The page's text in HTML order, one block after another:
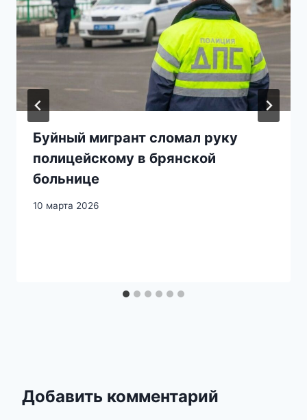
Буйный мигрант сломал руку
полицейскому в брянской
больнице
10 марта 2026
Добавить комментарий